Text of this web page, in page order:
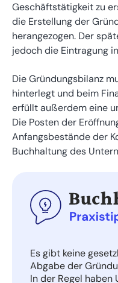
Geschäftstätigkeit zu
die Erstellung der
herangezogen. Der
jedoch die Eintragung
Die Gründungsbilanz
hinterlegt und beim
erfüllt außerdem eine
Die Posten der
Anfangsbestände der
Buchhaltung des
Es gibt keine
Abgabe der
In der Regel